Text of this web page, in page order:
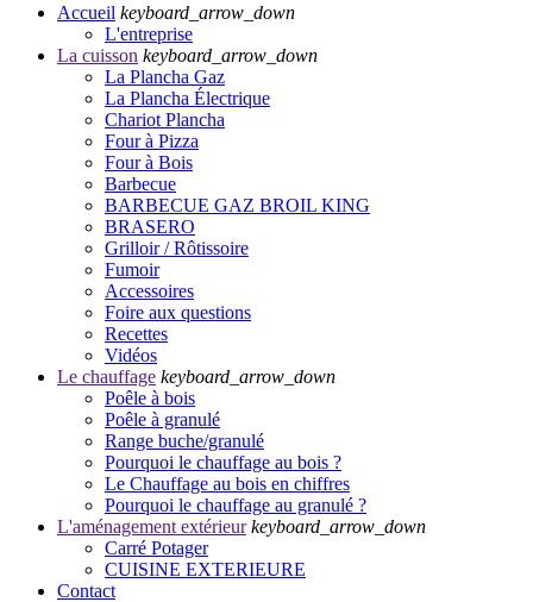
Accueil keyboard_arrow_down
L'entreprise
La cuisson keyboard_arrow_down
La Plancha Gaz
La Plancha Électrique
Chariot Plancha
Four à Pizza
Four à Bois
Barbecue
BARBECUE GAZ BROIL KING
BRASERO
Grilloir / Rôtissoire
Fumoir
Accessoires
Foire aux questions
Recettes
Vidéos
Le chauffage keyboard_arrow_down
Poêle à bois
Poêle à granulé
Range buche/granulé
Pourquoi le chauffage au bois ?
Le Chauffage au bois en chiffres
Pourquoi le chauffage au granulé ?
L'aménagement extérieur keyboard_arrow_down
Carré Potager
CUISINE EXTERIEURE
Contact